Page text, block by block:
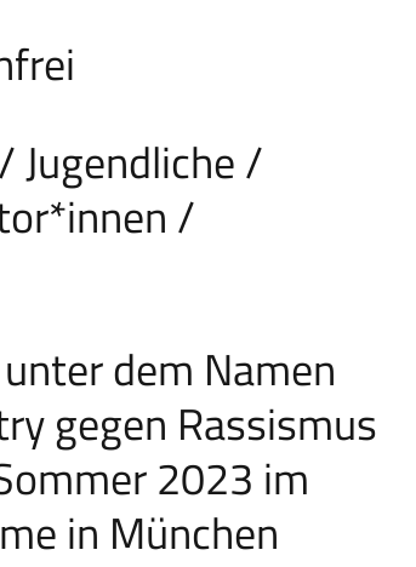
/
/
dem Namen
gegen Rassismus
2023 im
in München